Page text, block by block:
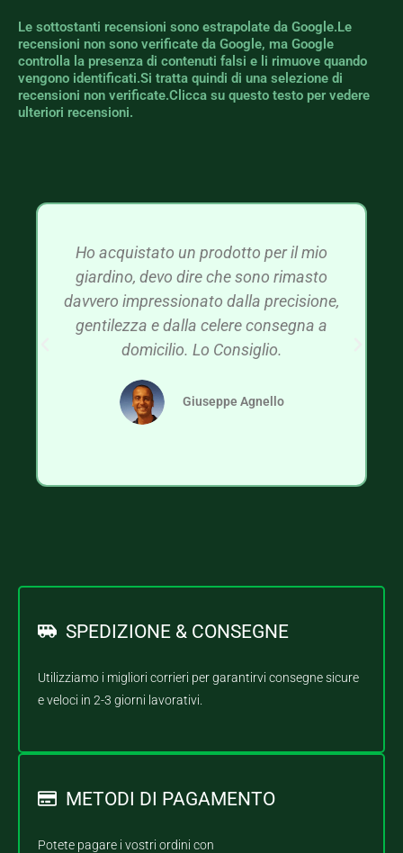
Le sottostanti recensioni sono estrapolate da Google.Le
recensioni non sono verificate da Google, ma Google
controlla la presenza di contenuti falsi e li rimuove quando
vengono identificati.Si tratta quindi di una selezione di
recensioni non verificate.Clicca su questo testo per vedere
ulteriori recensioni.
Ho acquistato un prodotto per il mio
giardino, devo dire che sono rimasto
davvero impressionato dalla precisione,
gentilezza e dalla celere consegna a
domicilio. Lo Consiglio.
Giuseppe Agnello
SPEDIZIONE & CONSEGNE
Utilizziamo i migliori corrieri per garantirvi consegne sicure
e veloci in 2-3 giorni lavorativi.
METODI DI PAGAMENTO
Potete pagare i vostri ordini con